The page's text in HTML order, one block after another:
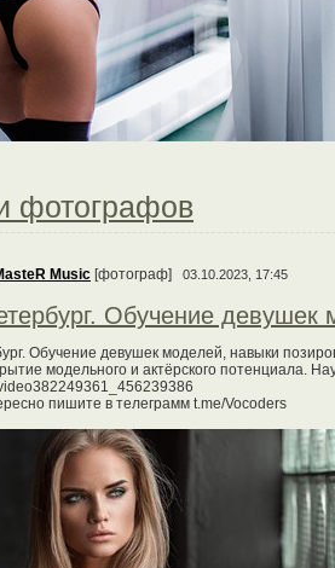
фотографов
Music [фотограф] 03.10.2023, 17:45
Обучение
Обучение девушек моделей, навыки
модельного и актёрского потенциала.
пишите в телеграмм t.me/Vocoders